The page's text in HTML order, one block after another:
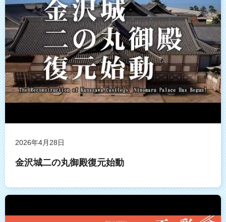
2026年4月28日
金沢城二の丸御殿復元始動